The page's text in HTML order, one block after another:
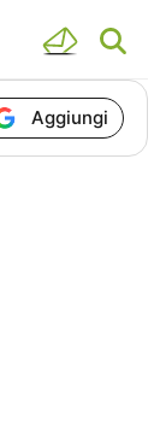
Aggiungi